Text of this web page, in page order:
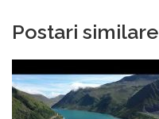
Postari similare